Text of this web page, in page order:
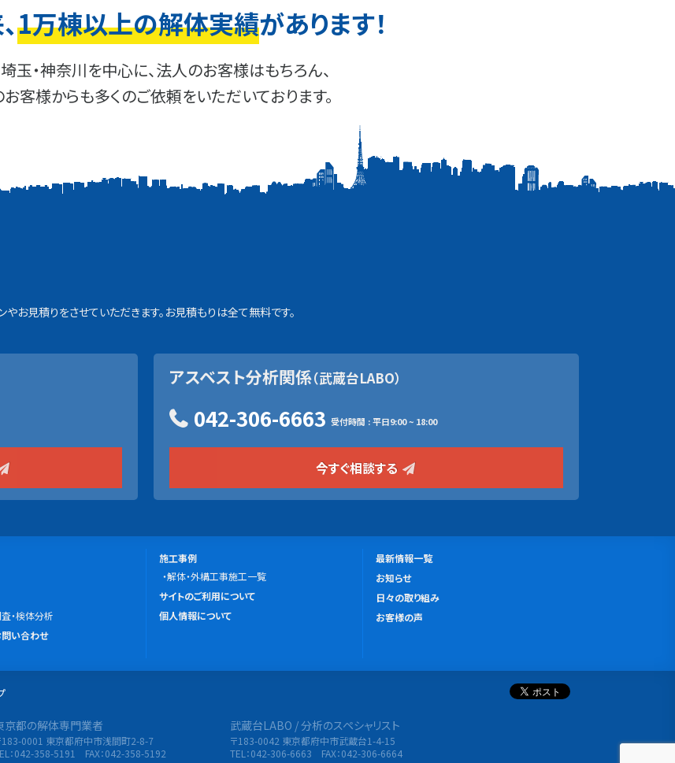
1万棟以上の解体実績があります！
玉・神奈川を中心に、法人のお客様はもちろん、
客様からも多くのご依頼をいただいております。
見積りをさせていただきます。お見積もりは全て無料です。
アスベスト分析関係（武蔵台LABO）
042-306-6663 受付時間 : 平日9:00 ~ 18:00
今すぐ相談する
・検体分析
問い合わせ
施
工
事
例
施工事例
解体・外構工事施工一覧
こ
の
ト
て
サイトのご利用について
個人情報について
更
新
情
報
最新情報一覧
お知らせ
日々の取り組み
お客様の声
東央建設
京都の解体専門業者
183-0001 東京都府中市浅間町2-8-7
：042-358-5191 FAX：042-358-5192
武蔵台LABO / 分析のスペシャリスト
〒183-0042 東京都府中市武蔵台1-4-15
TEL：042-306-6663 FAX：042-306-6664